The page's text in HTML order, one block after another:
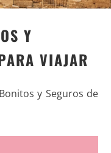
Y
VIAJAR
y Seguros de